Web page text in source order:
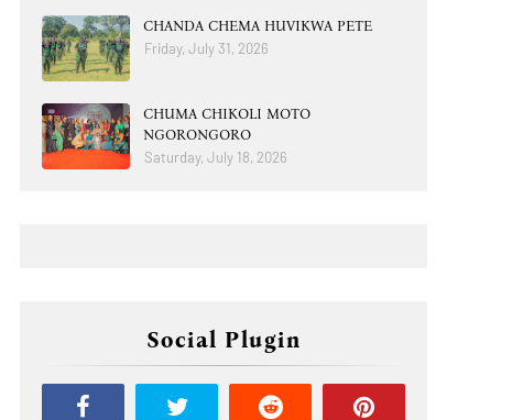
CHANDA CHEMA HUVIKWA PETE
Friday, July 31, 2026
CHUMA CHIKOLI MOTO
NGORONGORO
Saturday, July 18, 2026
Social Plugin